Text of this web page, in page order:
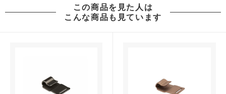
この商品を見た人は
こんな商品も見ています